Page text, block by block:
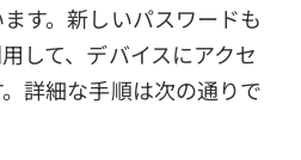
す。新しいパスワードも
して、デバイスにアクセ
詳細な手順は次の通りで